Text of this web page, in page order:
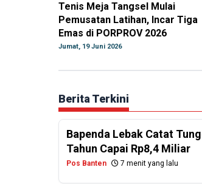
Tenis Meja Tangsel Mulai
Pemusatan Latihan, Incar Tiga
Emas di PORPROV 2026
Jumat, 19 Juni 2026
Berita Terkini
Bapenda Lebak Catat
Tahun Capai Rp8,4 Miliar
Pos Banten 7 menit yang lalu